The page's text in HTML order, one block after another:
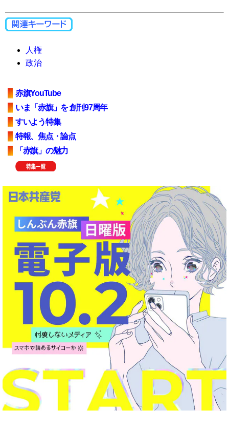
人権
政治
赤旗YouTube
いま「赤旗」を 創刊97周年
すいよう特集
特報、焦点・論点
「赤旗」の魅力